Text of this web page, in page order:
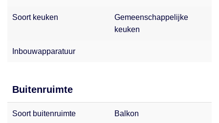
Soort keuken
Gemeenschappelijke
keuken
Inbouwapparatuur
Buitenruimte
Soort buitenruimte Balkon